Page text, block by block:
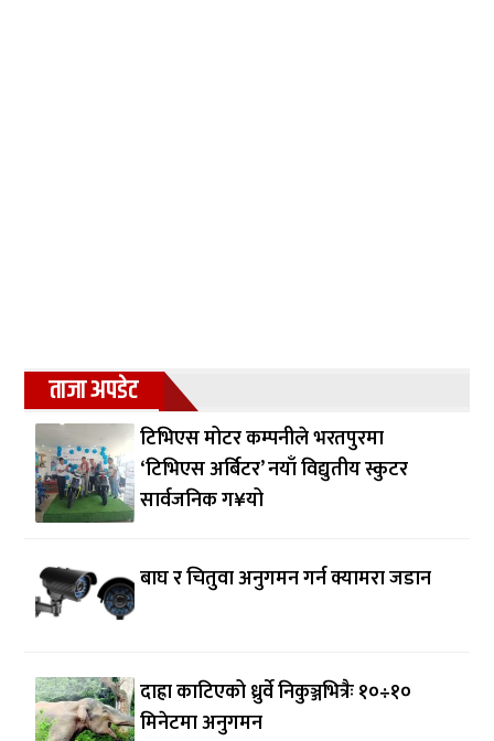
ताजा अपडेट
टिभिएस मोटर कम्पनीले भरतपुरमा
‘टिभिएस अर्बिटर’ नयाँ विद्युतीय स्कुटर
सार्वजनिक ग¥यो
बाघ र चितुवा अनुगमन गर्न क्यामरा जडान
दाह्रा काटिएको ध्रुर्वे निकुञ्जभित्रैः १०÷१०
मिनेटमा अनुगमन